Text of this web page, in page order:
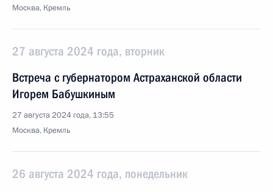
Москва, Кремль
27 августа 2024 года, вторник
Встреча с губернатором Астраханской области
Игорем Бабушкиным
27 августа 2024 года, 13:55
Москва, Кремль
26 августа 2024 года, понедельник